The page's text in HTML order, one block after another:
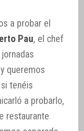
a probar el
Pau, el chef
queremos
tenéis
a probarlo,
restaurante